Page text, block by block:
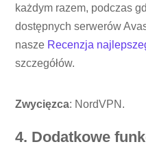
każdym razem, podczas
dostępnych serwerów
nasze Recenzja
szczegółów.
Zwycięzca: NordVPN.
4. Dodatkowe